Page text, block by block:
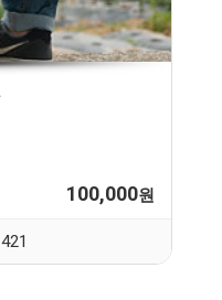
100,000원
421